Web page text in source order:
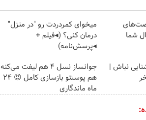
شما
میخوای کمردردت رو "در منزل"
درمان کنی؟ (◂فیلم +
◂پرسش‌نامه)
نباش |
جوانساز نسل 4 هم لیفت می‌کنه
هم پوستتو بازسازی کامل 😍 24
ماه ماندگاری